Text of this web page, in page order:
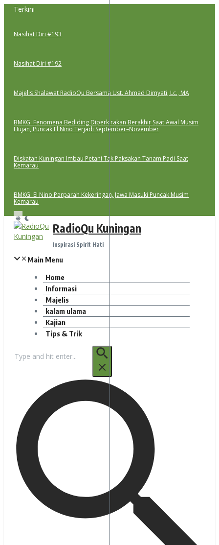
Lewati
Terkini
Nasihat Diri #193
Nasihat Diri #192
Majelis Shalawat RadioQu Bersama Ust. Ahmad Dimyati, Lc., MA
BMKG: Fenomena Bediding Diperkirakan Berakhir Saat Awal Musim
Hujan, Puncak El Nino Terjadi September–November
Diskatan Kuningan Imbau Petani Tak Paksakan Tanam Padi Saat
Kemarau
BMKG: El Nino Perparah Kekeringan, Jawa Masuki Puncak Musim
Kemarau
RadioQu Kuningan
Inspirasi Spirit Hati
Main Menu
Home
Informasi
Majelis
kalam ulama
Kajian
Tips & Trik
untuk: